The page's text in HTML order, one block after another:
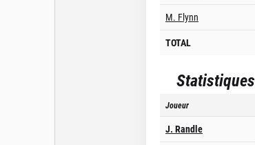
M. Flynn
TOTAL
Statistiques
Joueur
J. Randle